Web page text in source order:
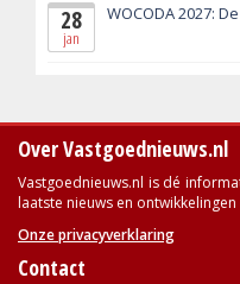
28
jan
WOCODA 2027:
Over Vastgoednieuws.nl
Vastgoednieuws.nl is dé
laatste nieuws en
Onze privacyverklaring
Contact